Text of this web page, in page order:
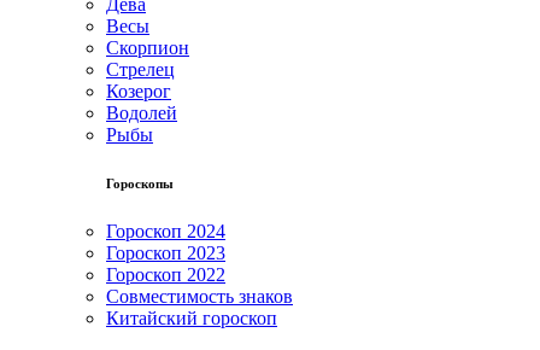
Дева
Весы
Скорпион
Стрелец
Козерог
Водолей
Рыбы
Гороскопы
Гороскоп 2024
Гороскоп 2023
Гороскоп 2022
Совместимость знаков
Китайский гороскоп